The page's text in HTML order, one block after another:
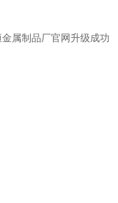
属制品厂官网升级成功